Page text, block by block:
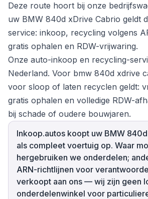
Deze route hoort bij onze
uw BMW 840d xDrive Cabrio geldt
service: inkoop, recycling volgens
gratis ophalen en RDW-vrijwaring.
Onze auto-inkoop en recycling-
Nederland. Voor bmw 840d xdrive
voor sloop of laten recyclen geldt:
gratis ophalen en volledige RDW-
bij schade of oudere bouwjaren.
Inkoop.autos koopt uw BMW
als compleet voertuig op. Waar
hergebruiken we onderdelen;
ARN-richtlijnen voor
verkoopt aan ons — wij zijn geen
onderdelenwinkel voor